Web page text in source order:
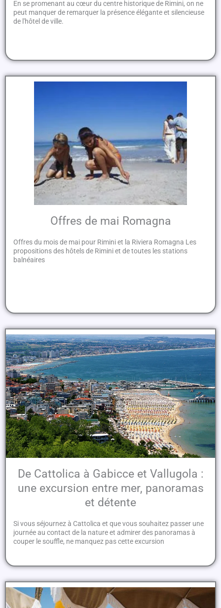
En se promenant au cœur du centre historique de Rimini, on ne
peut manquer de remarquer la présence élégante et silencieuse
de l'hôtel de ville.
Offres de mai Romagna
Offres du mois de mai pour Rimini et la Riviera Romagna Les
propositions des hôtels de Rimini et de toutes les stations
balnéaires
De Cattolica à Gabicce et Vallugola :
une excursion entre mer, panoramas
et détente
Si vous séjournez à Cattolica et que vous souhaitez passer une
journée au contact de la nature et admirer des panoramas à
couper le souffle, ne manquez pas cette excursion